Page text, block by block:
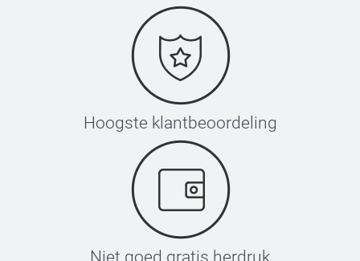
Hoogste klantbeoordeling